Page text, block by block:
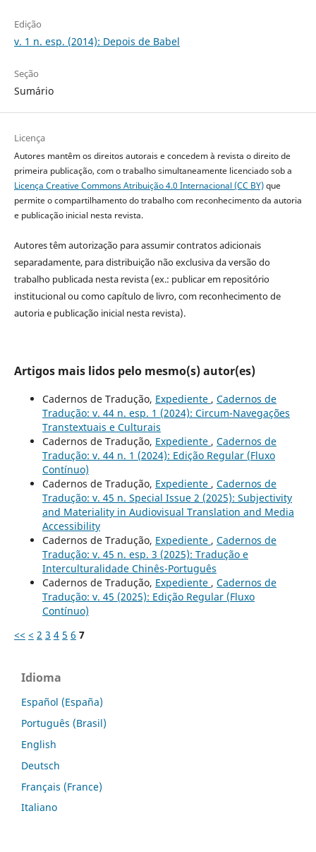
Edição
v. 1 n. esp. (2014): Depois de Babel
Seção
Sumário
Licença
Autores mantêm os direitos autorais e concedem à revista o direito de
primeira publicação, com o trabalho simultaneamente licenciado sob a
Licença Creative Commons Atribuição 4.0 Internacional (CC BY)que
permite o compartilhamento do trabalho com reconhecimento da autoria
e publicação inicial nesta revista.
Autores têm autorização para assumir contratos adicionais
separadamente, para distribuição não exclusiva da versão do
trabalho publicada nesta revista (ex.: publicar em repositório
institucional ou como capítulo de livro, com reconhecimento de
autoria e publicação inicial nesta revista).
Artigos mais lidos pelo mesmo(s) autor(es)
Cadernos de Tradução, Expediente , Cadernos de
Tradução: v. 44 n. esp. 1 (2024): Circum-Navegações
Transtextuais e Culturais
Cadernos de Tradução, Expediente , Cadernos de
Tradução: v. 44 n. 1 (2024): Edição Regular (Fluxo
Contínuo)
Cadernos de Tradução, Expediente , Cadernos de
Tradução: v. 45 n. Special Issue 2 (2025): Subjectivity
and Materiality in Audiovisual Translation and Media
Accessibility
Cadernos de Tradução, Expediente , Cadernos de
Tradução: v. 45 n. esp. 3 (2025): Tradução e
Interculturalidade Chinês-Português
Cadernos de Tradução, Expediente , Cadernos de
Tradução: v. 45 (2025): Edição Regular (Fluxo
Contínuo)
<< < 2 3 4 5 6 7
Idioma
Español (España)
Português (Brasil)
English
Deutsch
Français (France)
Italiano